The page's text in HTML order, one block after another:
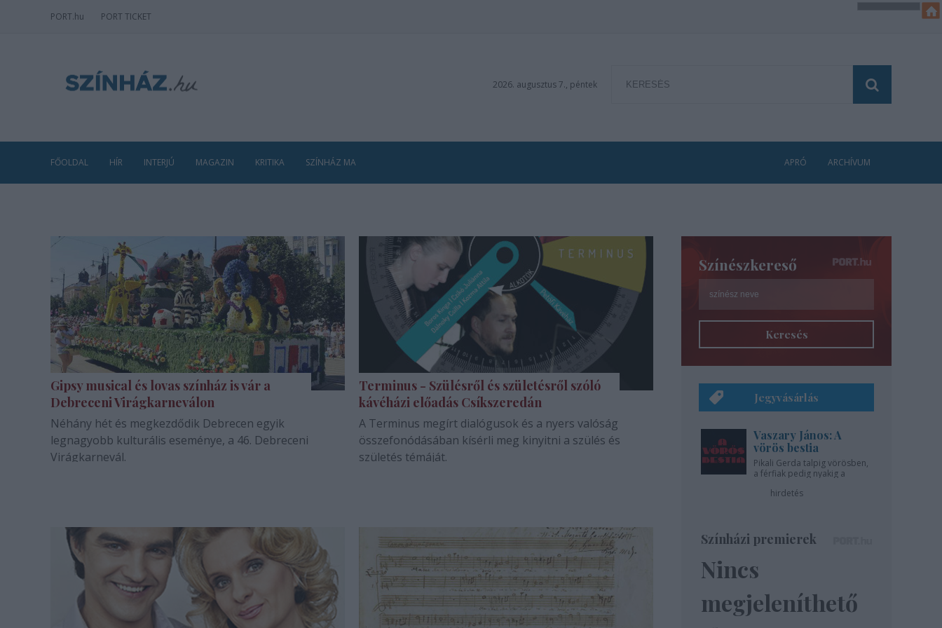
PORT.hu PORT TICKET
2026. augusztus 7., péntek
FŐOLDAL HÍR INTERJÚ MAGAZIN KRITIKA SZÍNHÁZ MA APRÓ ARCHÍVUM
Gipsy musical és lovas színház is vár a
Debreceni Virágkarneválon
Néhány hét és megkezdődik Debrecen egyik
legnagyobb kulturális eseménye, a 46. Debreceni
Virágkarnevál.
Terminus - Szülésről és születésről szóló
kávéházi előadás Csíkszeredán
A Terminus megírt dialógusok és a nyers valóság
összefonódásában kísérli meg kinyitni a szülés és
születés témáját.
Színészkereső
Keresés
Jegyvásárlás
Vaszary János: A
vörös bestia
Pikali Gerda talpig vörösben,
a férfiak pedig nyakig a
hirdetés
Színházi premierek
Nincs
megjeleníthető